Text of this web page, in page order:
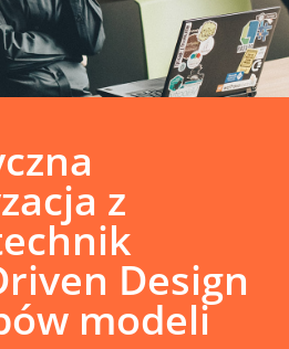
z
Design
modeli